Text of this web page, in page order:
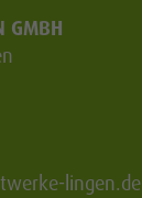
GMBH
lingen.de